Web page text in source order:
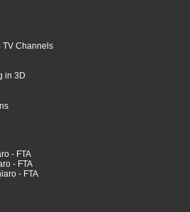
TV Channels
in 3D
- FTA
- FTA
- FTA